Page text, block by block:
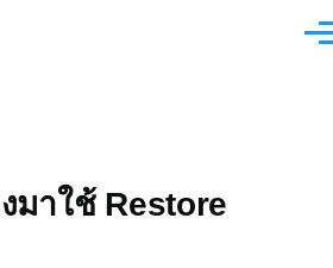
มาใช้ Restore